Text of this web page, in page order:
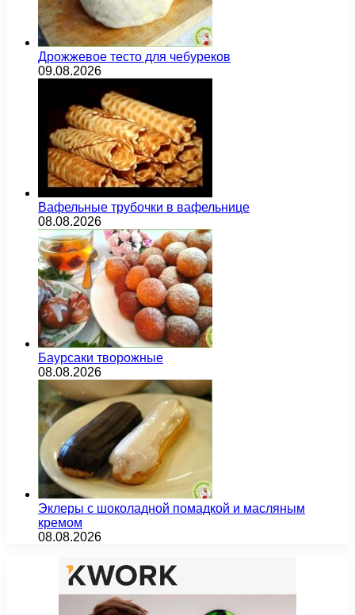
Дрожжевое тесто для чебуреков
09.08.2026
Вафельные трубочки в вафельнице
08.08.2026
Баурсаки творожные
08.08.2026
Эклеры с шоколадной помадкой и масляным
кремом
08.08.2026